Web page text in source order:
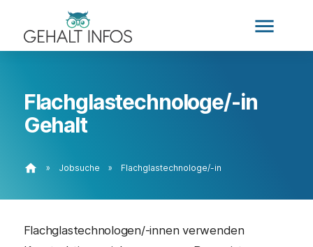
menu
Flachglastechnologe/-in
Gehalt
home » Jobsuche » Flachglastechnologe/-in
Flachglastechnologen/-innen verwenden